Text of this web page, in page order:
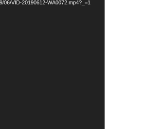
VID-20190612-WA0072.mp4?_=1